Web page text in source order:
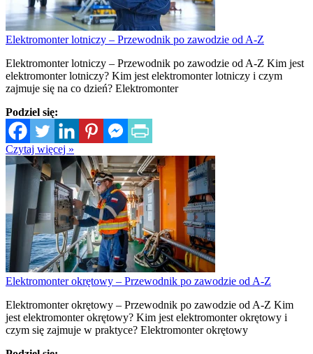
Elektromonter lotniczy – Przewodnik po zawodzie od A-Z
Elektromonter lotniczy – Przewodnik po zawodzie od A-Z Kim jest
elektromonter lotniczy? Kim jest elektromonter lotniczy i czym
zajmuje się na co dzień? Elektromonter
Podziel się:
Czytaj więcej »
Elektromonter okrętowy – Przewodnik po zawodzie od A-Z
Elektromonter okrętowy – Przewodnik po zawodzie od A-Z Kim
jest elektromonter okrętowy? Kim jest elektromonter okrętowy i
czym się zajmuje w praktyce? Elektromonter okrętowy